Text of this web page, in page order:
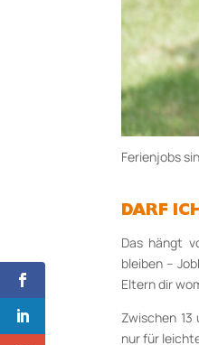
Ferienjobs
DARF
Das hängt
bleiben –
Eltern dir
Zwischen
nur für